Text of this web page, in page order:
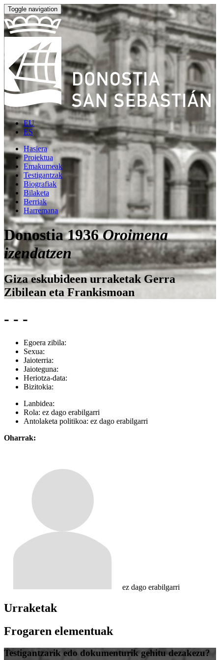
Toggle navigation
EU
ES
Hasiera
Proiektua
Emakumeak
Testigantzak
Biografiak
Bilaketa
Berriak
Harremana
Donostia 1936Oroimena
izendatzen
Giza eskubideen urraketak Gerra
Zibilean eta Frankismoan
- - -
Egoera zibila:
Sexua:
Jaioterria:
Jaioteguna:
Heriotza-data:
Bizitokia:
Lanbidea:
Rola: ez dago erabilgarri
Antolaketa politikoa: ez dago erabilgarri
Oharrak:
ez dago erabilgarri
Urraketak
Frogaren elementuak
Testigantzarik edo dokumenturik gehitu dezakezu?